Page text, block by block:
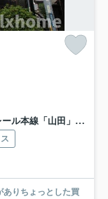
線「山田」駅 徒歩8分
ありちょっとした買